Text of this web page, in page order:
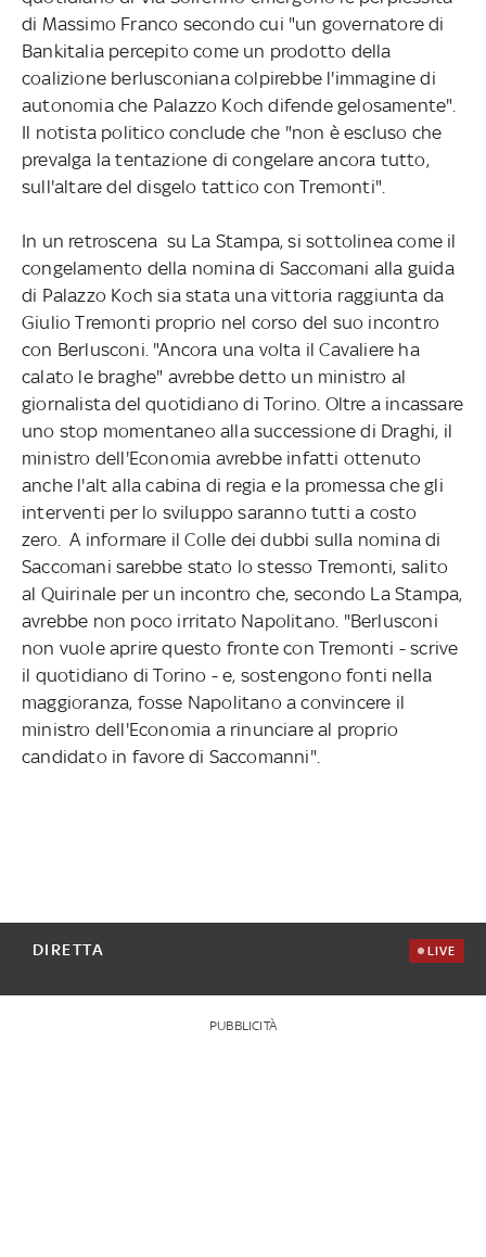
di Massimo Franco secondo cui "un governatore di
Bankitalia percepito come un prodotto della
coalizione berlusconiana colpirebbe l'immagine di
autonomia che Palazzo Koch difende gelosamente".
Il notista politico conclude che "non è escluso che
prevalga la tentazione di congelare ancora tutto,
sull'altare del disgelo tattico con Tremonti".
In un retroscena su La Stampa, si sottolinea come il
congelamento della nomina di Saccomani alla guida
di Palazzo Koch sia stata una vittoria raggiunta da
Giulio Tremonti proprio nel corso del suo incontro
con Berlusconi. "Ancora una volta il Cavaliere ha
calato le braghe" avrebbe detto un ministro al
giornalista del quotidiano di Torino. Oltre a incassare
uno stop momentaneo alla successione di Draghi, il
ministro dell'Economia avrebbe infatti ottenuto
anche l'alt alla cabina di regia e la promessa che gli
interventi per lo sviluppo saranno tutti a costo
zero. A informare il Colle dei dubbi sulla nomina di
Saccomani sarebbe stato lo stesso Tremonti, salito
al Quirinale per un incontro che, secondo La Stampa,
avrebbe non poco irritato Napolitano. "Berlusconi
non vuole aprire questo fronte con Tremonti - scrive
il quotidiano di Torino - e, sostengono fonti nella
maggioranza, fosse Napolitano a convincere il
ministro dell'Economia a rinunciare al proprio
candidato in favore di Saccomanni".
DIRETTA LIVE
PUBBLICITÀ